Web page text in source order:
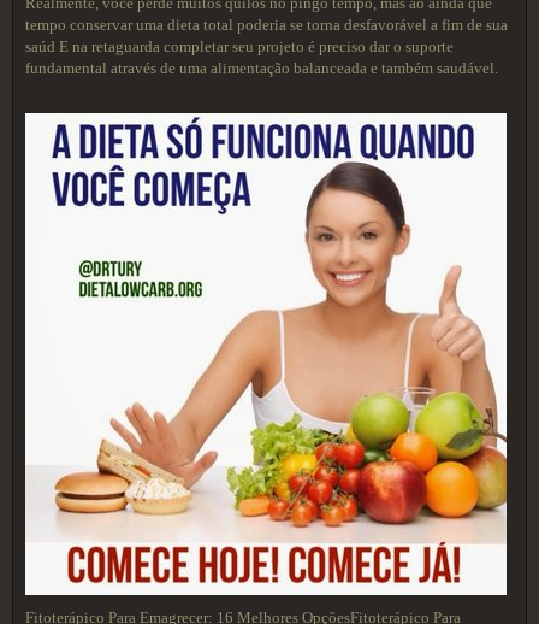
tempo conservar uma dieta total poderia se torna desfavorável a fim de sua
saúd E na retaguarda completar seu projeto é preciso dar o suporte
fundamental através de uma alimentação balanceada e também saudável.
Fitoterápico Para Emagrecer: 16 Melhores OpçõesFitoterápico Para